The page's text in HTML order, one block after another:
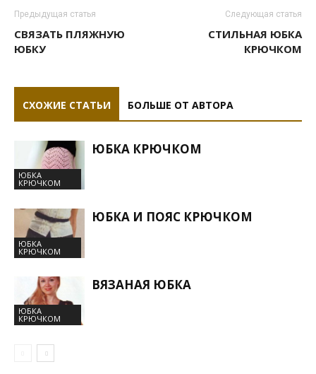
Предыдущая статья
СВЯЗАТЬ ПЛЯЖНУЮ
ЮБКУ
Следующая статья
СТИЛЬНАЯ ЮБКА
КРЮЧКОМ
СХОЖИЕ СТАТЬИ БОЛЬШЕ ОТ АВТОРА
ЮБКА
КРЮЧКОМ
ЮБКА КРЮЧКОМ
ЮБКА
КРЮЧКОМ
ЮБКА И ПОЯС КРЮЧКОМ
ЮБКА
КРЮЧКОМ
ВЯЗАНАЯ ЮБКА